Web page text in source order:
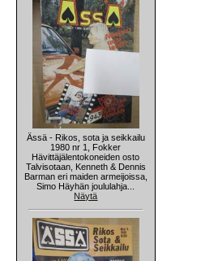
Ässä - Rikos, sota ja seikkailu
1980 nr 1, Fokker
Hävittäjälentokoneiden osto
Talvisotaan, Kenneth & Dennis
Barman eri maiden armeijoissa,
Simo Häyhän joululahja...
Näytä